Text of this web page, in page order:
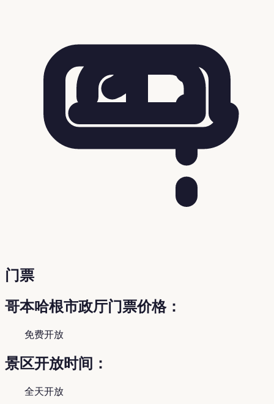
门票
哥本哈根市政厅门票价格：
免费开放
景区开放时间：
全天开放